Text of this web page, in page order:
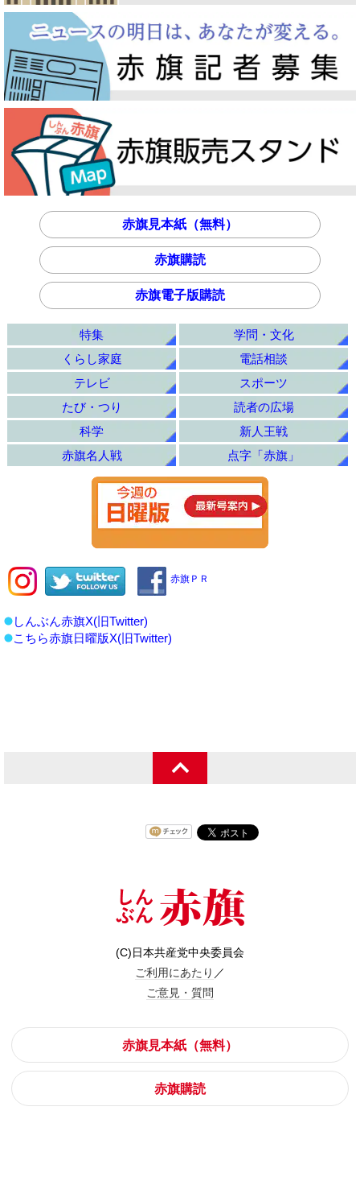
赤旗見本紙（無料）
赤旗購読
赤旗電子版購読
特集
学問・文化
くらし家庭
電話相談
テレビ
スポーツ
たび・つり
読者の広場
科学
新人王戦
赤旗名人戦
点字「赤旗」
赤旗ＰＲ
しんぶん赤旗X(旧Twitter)
こちら赤旗日曜版X(旧Twitter)
(C)日本共産党中央委員会
ご利用にあたり ／
ご意見・質問
赤旗見本紙（無料）
赤旗購読